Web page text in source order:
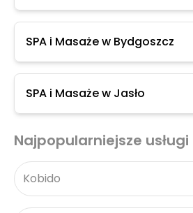
SPA i Masaże w Bydgoszcz
SPA i Masaże w Jasło
Najpopularniejsze usługi
Kobido